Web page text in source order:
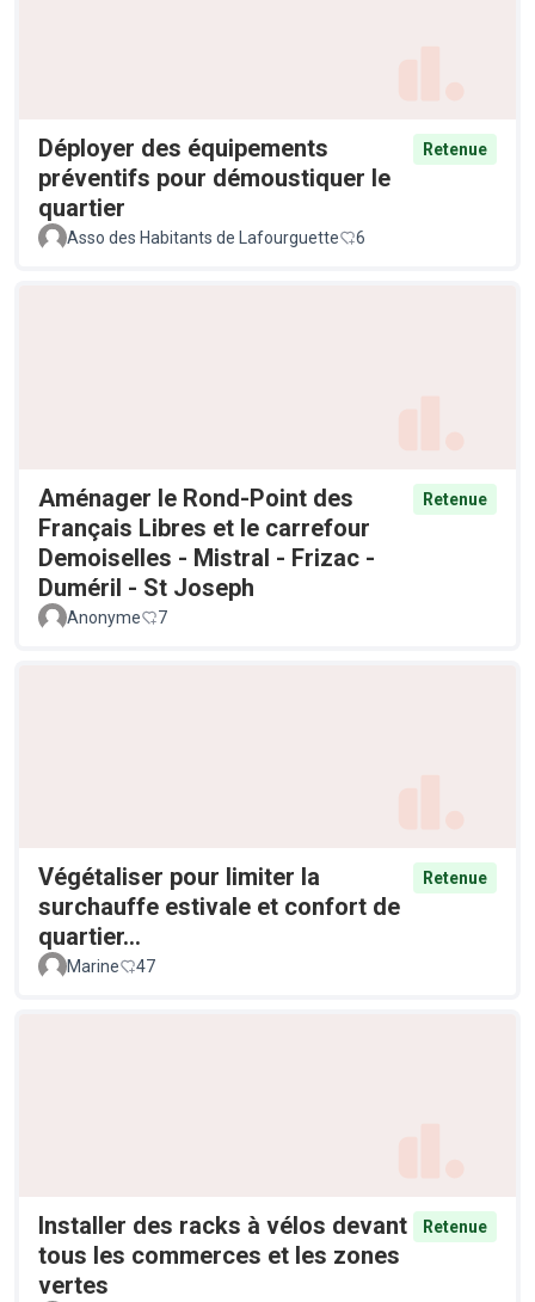
Déployer des équipements
préventifs pour démoustiquer le
quartier
Retenue
Asso des Habitants de Lafourguette 6
Aménager le Rond-Point des
Français Libres et le carrefour
Demoiselles - Mistral - Frizac -
Duméril - St Joseph
Retenue
Anonyme 7
Végétaliser pour limiter la
surchauffe estivale et confort de
quartier...
Retenue
Marine 47
Installer des racks à vélos devant
tous les commerces et les zones
vertes
Retenue